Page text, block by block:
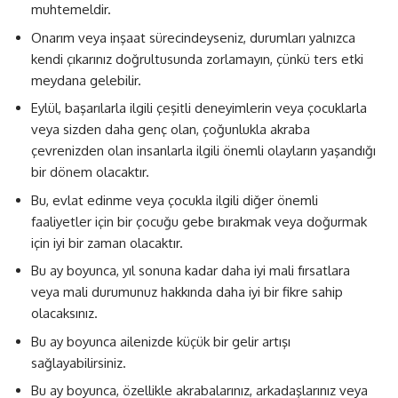
muhtemeldir.
Onarım veya inşaat sürecindeyseniz, durumları yalnızca
kendi çıkarınız doğrultusunda zorlamayın, çünkü ters etki
meydana gelebilir.
Eylül, başarılarla ilgili çeşitli deneyimlerin veya çocuklarla
veya sizden daha genç olan, çoğunlukla akraba
çevrenizden olan insanlarla ilgili önemli olayların yaşandığı
bir dönem olacaktır.
Bu, evlat edinme veya çocukla ilgili diğer önemli
faaliyetler için bir çocuğu gebe bırakmak veya doğurmak
için iyi bir zaman olacaktır.
Bu ay boyunca, yıl sonuna kadar daha iyi mali fırsatlara
veya mali durumunuz hakkında daha iyi bir fikre sahip
olacaksınız.
Bu ay boyunca ailenizde küçük bir gelir artışı
sağlayabilirsiniz.
Bu ay boyunca, özellikle akrabalarınız, arkadaşlarınız veya